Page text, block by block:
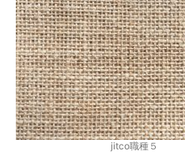
jitco職種５